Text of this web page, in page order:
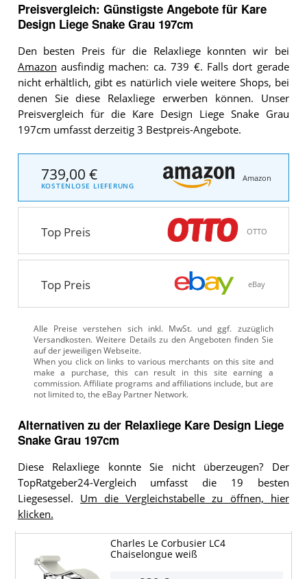
Preisvergleich: Günstigste Angebote für Kare
Design Liege Snake Grau 197cm
Den besten Preis für die Relaxliege konnten wir bei
Amazon ausfindig machen: ca. 739 €. Falls dort gerade
nicht erhältlich, gibt es natürlich viele weitere Shops, bei
denen Sie diese Relaxliege erwerben können. Unser
Preisvergleich für die Kare Design Liege Snake Grau
197cm umfasst derzeitig 3 Bestpreis-Angebote.
739,00 €
KOSTENLOSE LIEFERUNG
Amazon
Top Preis OTTO
Top Preis eBay
Alle Preise verstehen sich inkl. MwSt. und ggf. zuzüglich
Versandkosten. Weitere Details zu den Angeboten finden Sie
auf der jeweiligen Webseite.
Alternativen zu der Relaxliege Kare Design Liege
Snake Grau 197cm
Diese Relaxliege konnte Sie nicht überzeugen? Der
TopRatgeber24-Vergleich umfasst die 19 besten
Liegesessel. Um die Vergleichstabelle zu öffnen, hier
klicken.
Charles Le Corbusier LC4
Chaiselongue weiß